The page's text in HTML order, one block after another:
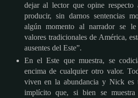
dejar al lector que opine
producir, sin darnos sentencias
algún momento al narrador se le
valores tradicionales de América,
ausentes del Este”.
En el Este que muestra, se
encima de cualquier otro valor.
viven en la abundancia y Nick es
implícito que, si bien se